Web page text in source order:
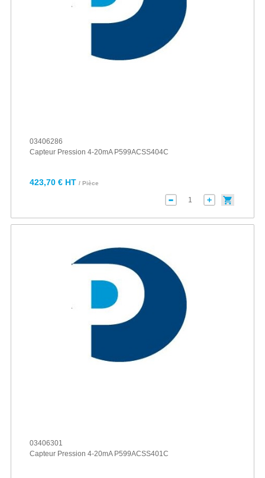
03406286
Capteur Pression 4-20mA P599ACSS404C
423,70 € HT / Pièce
03406301
Capteur Pression 4-20mA P599ACSS401C